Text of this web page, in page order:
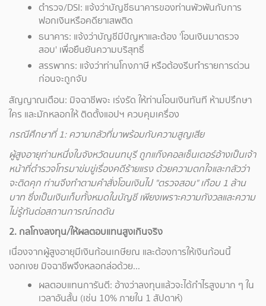
ตำรวจ/DSI: แจ้งว่าบัญชีธนาคารของท่านพัวพันกับการ
ฟอกเงินหรือคดียาเสพติด
ธนาคาร: แจ้งว่าบัญชีมีปัญหาและต้อง 'โอนเงินมาตรวจ
สอบ' เพื่อยืนยันความบริสุทธิ์
สรรพากร: แจ้งว่าท่านโกงภาษี หรือต้องรีบทำรายการด่วน
ก่อนจะถูกจับ
สัญญาณเตือน: มิจฉาชีพจะ เร่งรัด ให้ท่านโอนเงินทันที ห้ามปรึกษา
ใคร และมักหลอกให้ ติดตั้งแอปฯ ควบคุมเครื่อง
กรณีศึกษาที่ 1:ความกลัวที่มาพร้อมกับความสูญเสีย
ผู้สูงอายุท่านหนึ่งในจังหวัดนนทบุรี ถูกแก๊งคอลเซ็นเตอร์อ้างเป็นเจ้า
หน้าที่ตำรวจโทรมาข่มขู่เรื่องคดีร้ายแรง ด้วยความตกใจและกลัวว่า
จะติดคุก ท่านจึงทำตามคำสั่งโอนเงินไป "ตรวจสอบ" เกือบ 1 ล้าน
บาท ซึ่งเป็นเงินเก็บทั้งหมดในบัญชี เพียงเพราะความกังวลและความ
ไม่รู้ทันต่อสถานการณ์กดดัน
2. กลโกงลงทุน/ให้ผลตอบแทนสูงเกินจริง
เนื่องจากผู้สูงอายุมีเงินก้อนเกษียณ และต้องการให้เงินก้อนนี้
งอกเงย มิจฉาชีพจึงหลอกล่อด้วย...
ผลตอบแทนการันตี: อ้างว่าลงทุนแล้วจะได้กำไรสูงมาก ๆ ใน
เวลาอันสั้น (เช่น 10% ภายใน 1 สัปดาห์)